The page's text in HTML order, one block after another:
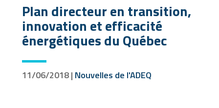
Plan directeur en transition,
innovation et efficacité
énergétiques du Québec
11/06/2018 | Nouvelles de l'ADEQ